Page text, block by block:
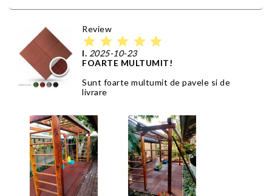
Review
star star star star star
I. 2025-10-23
FOARTE MULTUMIT!
Sunt foarte multumit de pavele si de
livrare